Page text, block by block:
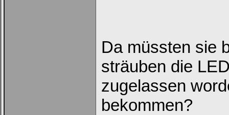
Da müssten sie
sträuben die
zugelassen
bekommen?